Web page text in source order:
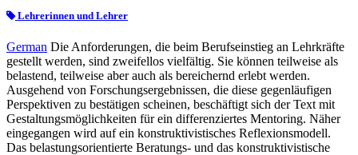
Lehrerinnen und Lehrer
German Die Anforderungen, die beim Berufseinstieg an Lehrkräfte
gestellt werden, sind zweifellos vielfältig. Sie können teilweise als
belastend, teilweise aber auch als bereichernd erlebt werden.
Ausgehend von Forschungsergebnissen, die diese gegenläufigen
Perspektiven zu bestätigen scheinen, beschäftigt sich der Text mit
Gestaltungsmöglichkeiten für ein differenziertes Mentoring. Näher
eingegangen wird auf ein konstruktivistisches Reflexionsmodell.
Das belastungsorientierte Beratungs- und das konstruktivistische